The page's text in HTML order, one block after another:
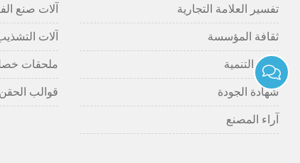
تفسير العلامة التجارية
ثقافة المؤسسة
تاريخ التنمية
شهادة الجودة
آراء المصنع
آلات صنع
آلات
ملحقات
قوالب الحقن